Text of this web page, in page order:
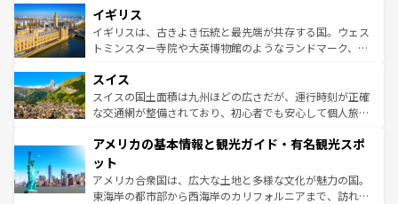
香り高いラベンダー畑など、多彩な楽しみ方が可能だ。さ
らに、パリ以外の地域にも魅力が溢れており、どの街角に
も豊かな歴史と文化が息づいている。パリ以外の個性あふ
を参照してほしい。
顔を持つこの国は、どこを歩いても飽きることがない。ベ
ルリンの文化的活気、バイエルン州のアルプスの絶景、そ
してライン川沿いのワイン畑といった風景は必見。ビール
は、お酒好きな人にはぜひ体験してほしい。 なお、新着の
ドイツ情報はコンテンツ一覧を参照してほしい。
イギリス
イギリスは、古きよき伝統と最先端が共存する国。ウェス
トミンスター寺院や大英博物館のようなランドマーク、歴
リアごとに異なる魅力がある。また、優雅なアフタヌーン
ティー、ビール好きにはたまらない英国パブ、サッカー観
戦など、本場だからこそできる体験も豊富。イギリスを旅
ンツ一覧を参照してほしい。
スイス
スイスの国土面積は九州ほどの広さだが、運行時刻が正確
な交通網が整備されており、初心者でも安心して個人旅行
の建物がそのまま残る町や、スイスならではのユニークな
博物館もあり、アルプス観光だけでなく町歩きも満喫する
ことができる。国民の所得が高いため物価も高いが、旅行
者向けの交通パス提供のサービスもあり、うまく活用すれ
アメリカの基本情報と観光ガイド・有名観光スポ
ット
アメリカ合衆国は、広大な土地と多様な文化が魅力の国。
東海岸の都市部から西海岸のカリフォルニアまで、訪れる